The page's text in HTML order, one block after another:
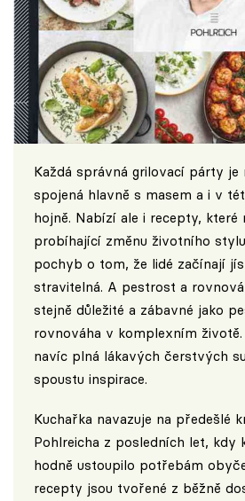
Každá správná grilovací párty je
spojená hlavně s masem a i v
hojně. Nabízí ale i recepty, které
probíhající změnu životního
pochyb o tom, že lidé začínají
stravitelná. A pestrost a
stejně důležité a zábavné jako
rovnováha v komplexním
navíc plná lákavých čerstvých
spoustu inspirace.
Kuchařka navazuje na předešlé
Pohlreicha z posledních let, kdy
hodně ustoupilo potřebám
recepty jsou tvořené z běžně